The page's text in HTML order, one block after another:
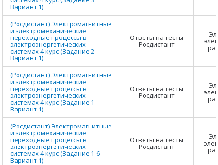
Вариант 1)
(Росдистант) Электромагнитные
и электромеханические
переходные процессы в
электроэнергетических
системах 4 курс (Задание 2
Вариант 1)
Ответы на тесты
Росдистант
(Росдистант) Электромагнитные
и электромеханические
переходные процессы в
электроэнергетических
системах 4 курс (Задание 1
Вариант 1)
Ответы на тесты
Росдистант
(Росдистант) Электромагнитные
и электромеханические
переходные процессы в
электроэнергетических
системах 4 курс (Задание 1-6
Вариант 1)
Ответы на тесты
Росдистант